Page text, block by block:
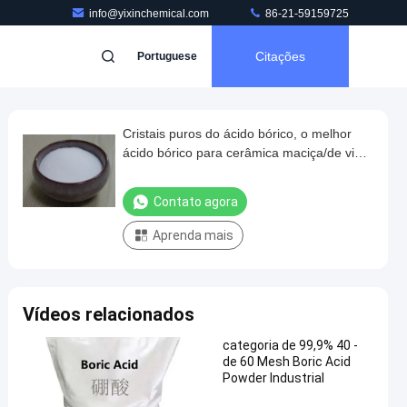
info@yixinchemical.com 86-21-59159725
Portuguese Citações
Cristais puros do ácido bórico, o melhor
ácido bórico para cerâmica maciça/de vidro
Contato agora
Aprenda mais
Vídeos relacionados
categoria de 99,9% 40 -
de 60 Mesh Boric Acid
Powder Industrial